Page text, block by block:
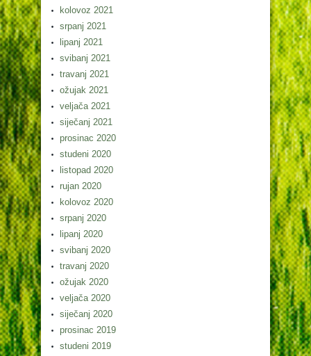
kolovoz 2021
srpanj 2021
lipanj 2021
svibanj 2021
travanj 2021
ožujak 2021
veljača 2021
siječanj 2021
prosinac 2020
studeni 2020
listopad 2020
rujan 2020
kolovoz 2020
srpanj 2020
lipanj 2020
svibanj 2020
travanj 2020
ožujak 2020
veljača 2020
siječanj 2020
prosinac 2019
studeni 2019